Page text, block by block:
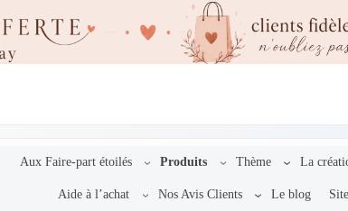
Aux Faire-part étoilés Produits Thème La
Aide à l’achat Nos Avis Clients Le blog